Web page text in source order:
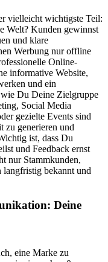
vielleicht wichtigste Teil:
Welt? Kunden gewinnst
und klare
Werbung nur offline
Online-
informative Website,
und ein
Du Deine Zielgruppe
Social Media
gezielte Events sind
zu generieren und
ist, dass Du
und Feedback ernst
nur Stammkunden,
langfristig bekannt und
Deine
eine Marke zu